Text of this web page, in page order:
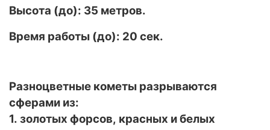
Высота (до): 35 метров.
Время работы (до): 20 сек.
Разноцветные кометы разрываются
сферами из:
1. золотых форсов, красных и белых